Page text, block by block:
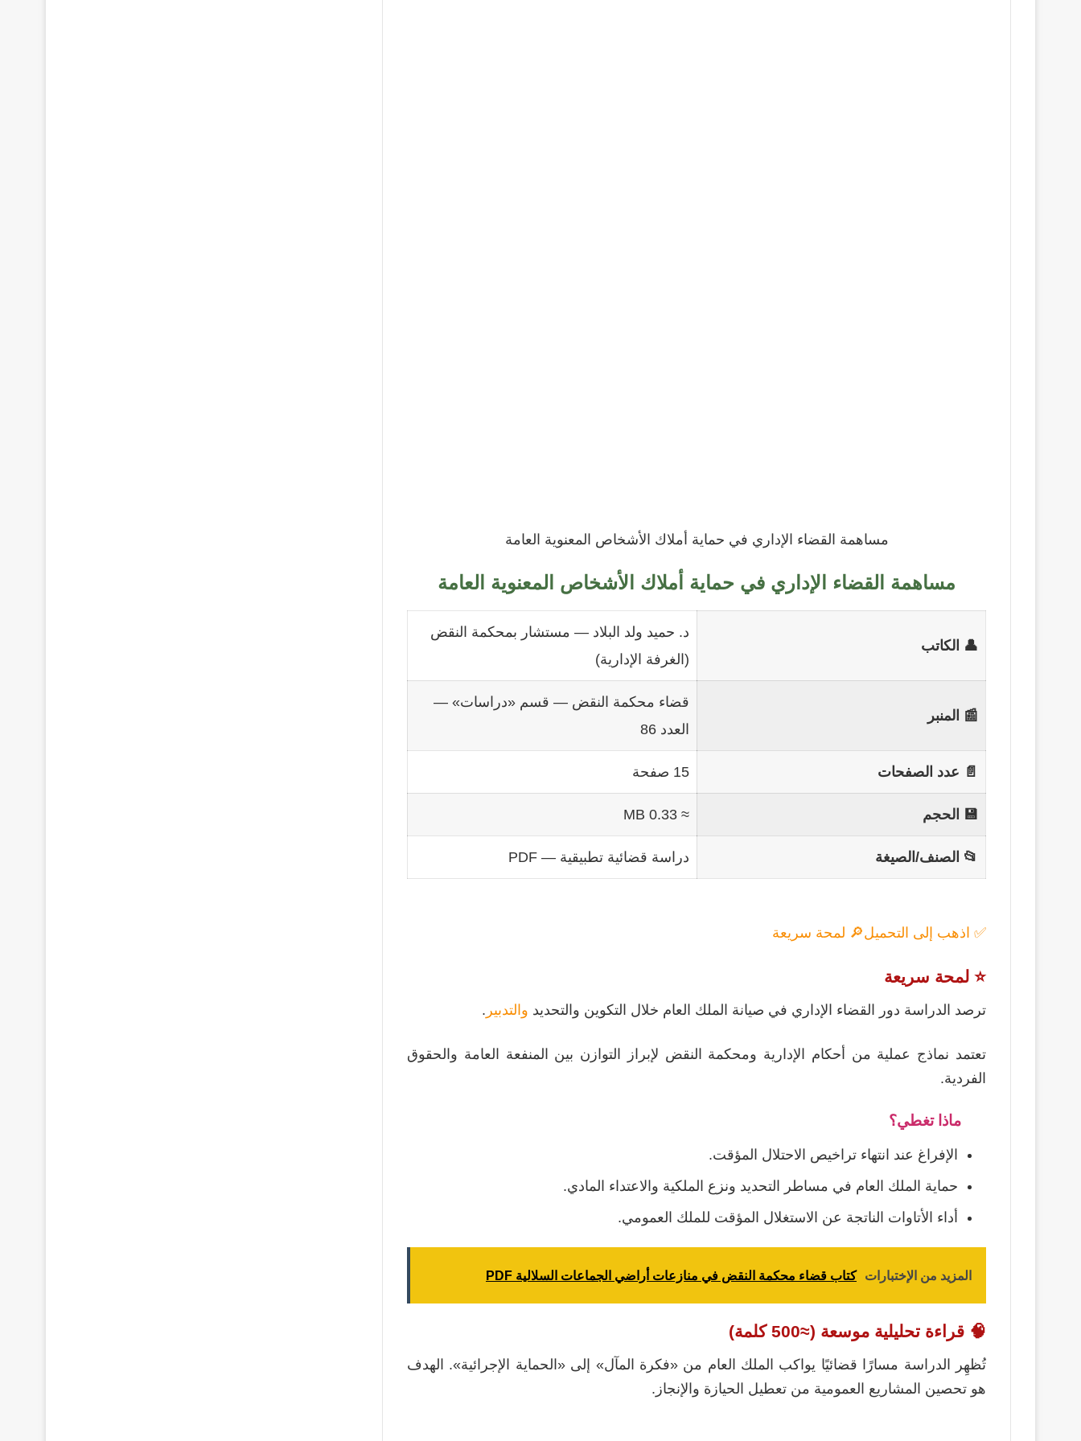
مساهمة القضاء الإداري في حماية أملاك الأشخاص المعنوية العامة
مساهمة القضاء الإداري في حماية أملاك الأشخاص المعنوية العامة
👤 الكاتب
د. حميد ولد البلاد — مستشار بمحكمة النقض
(الغرفة الإدارية)
📰 المنبر
قضاء محكمة النقض — قسم «دراسات» —
العدد 86
📄 عدد الصفحات 15 صفحة
💾 الحجم ≈ 0.33 MB
📂 الصنف/الصيغة دراسة قضائية تطبيقية — PDF
✅ اذهب إلى التحميل🔎 لمحة سريعة
⭐ لمحة سريعة
ترصد الدراسة دور القضاء الإداري في صيانة الملك العام خلال التكوين والتحديد والتدبير .
تعتمد نماذج عملية من أحكام الإدارية ومحكمة النقض لإبراز التوازن بين المنفعة العامة والحقوق
الفردية.
ماذا تغطي؟
الإفراغ عند انتهاء تراخيص الاحتلال المؤقت.
حماية الملك العام في مساطر التحديد ونزع الملكية والاعتداء المادي.
أداء الأتاوات الناتجة عن الاستغلال المؤقت للملك العمومي.
المزيد من الإختبارات كتاب قضاء محكمة النقض في منازعات أراضي الجماعات السلالية PDF
🧠 قراءة تحليلية موسعة (≈500 كلمة)
تُظهِر الدراسة مسارًا قضائيًا يواكب الملك العام من «فكرة المآل» إلى «الحماية الإجرائية». الهدف
هو تحصين المشاريع العمومية من تعطيل الحيازة والإنجاز.